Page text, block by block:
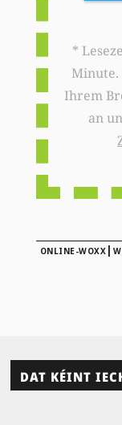
*
Ihrem
an
ONLINE-WOXX |
DAT KÉINT